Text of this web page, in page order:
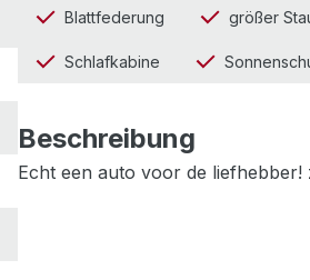
Blattfederung größer
Schlafkabine
Beschreibung
Echt een auto voor de liefhebber!